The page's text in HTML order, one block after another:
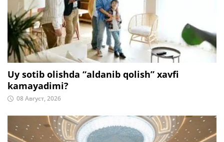
Uy sotib olishda “aldanib qolish” xavfi
kamayadimi?
08 Август, 2026